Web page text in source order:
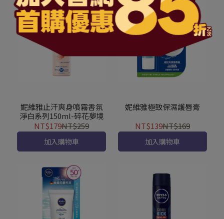
妮維雅止汗爽身噴霧香氛
淨白系列150ml-碎花夢境
NT$179NT$259
加入購物車
妮維雅極致保濕護唇膏
NT$139NT$169
加入購物車